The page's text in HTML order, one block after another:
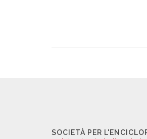
SOCIETÀ PER